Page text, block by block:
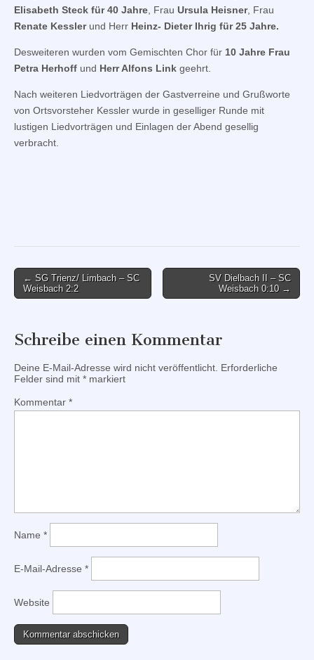
Elisabeth Steck für 40 Jahre , Frau Ursula Heisner, Frau
Renate Kesslerund Herr Heinz- Dieter Ihrig für 25 Jahre.
Desweiteren wurden vom Gemischten Chor für 10 Jahre Frau
Petra Herhoff und Herr Alfons Link geehrt.
Nach weiteren Liedvorträgen der Gastverreine und Grußworte
von Ortsvorsteher Kessler wurde in geselliger Runde mit
lustigen Liedvorträgen und Einlagen der Abend gesellig
verbracht.
Post
navigation
← SG Trienz/ Limbach – SC
Weisbach 2:2
SV Dielbach II – SC
Weisbach 0:10 →
Schreibe einen Kommentar
Deine E-Mail-Adresse wird nicht veröffentlicht. Erforderliche
Felder sind mit * markiert
Kommentar *
Name *
E-Mail-Adresse *
Website